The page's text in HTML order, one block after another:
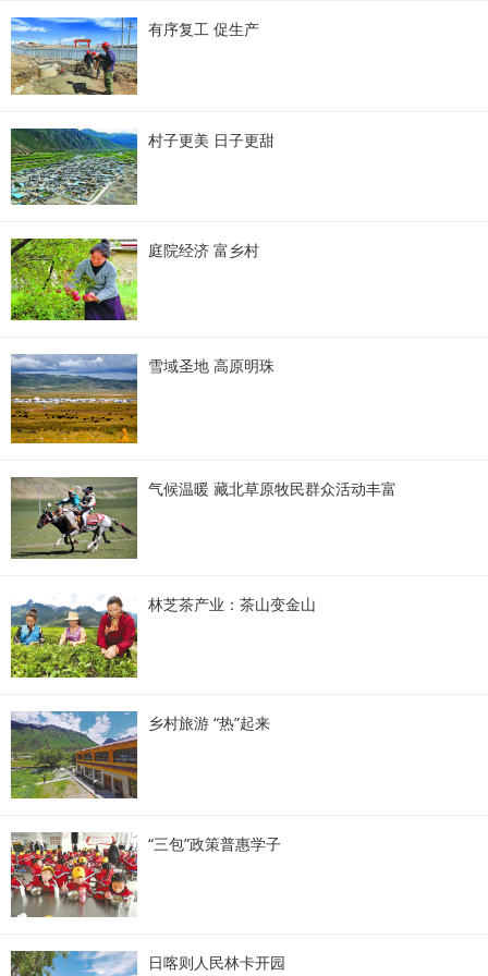
有序复工 促生产
村子更美 日子更甜
庭院经济 富乡村
雪域圣地 高原明珠
气候温暖 藏北草原牧民群众活动丰富
林芝茶产业：茶山变金山
乡村旅游 “热”起来
“三包”政策普惠学子
日喀则人民林卡开园